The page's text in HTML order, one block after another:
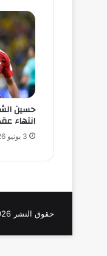
حسين
انتهاء
3 يونيو 2026
حقوق النشر 2026، جميع الحقوق محفوظة © نبأ مصر